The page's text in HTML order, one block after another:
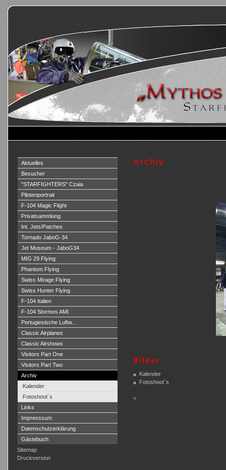
Aktuelles
Besucher
"STARFIGHTERS" Czaia
Pilotenportrait
F-104 Magic Flight
Privatsammlung
Int. Jets/Patches
Tornado JaboG-34
Jet Museum - JaboG34
MIG 29 Flying
Phantom Flying
Swiss Mirage Flying
Swiss Hunter Flying
F-104 Italien
F-104 Stormos AMI
Portugiesische Luftw...
Classic Airplanes
Classic Airshows
Visitors Part One
Visitors Part Two
Archiv
Kalender
Fotoshoot´s
Links
Impresssum
Datenschutzerklärung
Gästebuch
Sitemap
Druckversion
Archiv
Bilder
Kalender
Fotoshoot´s
<